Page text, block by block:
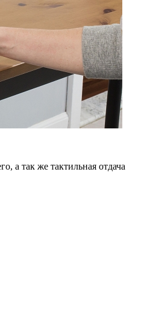
а так же тактильная отдача